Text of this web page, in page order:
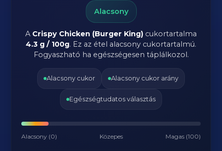
Alacsony
A Crispy Chicken (Burger King) cukortartalma
4.3 g / 100g. Ez az étel alacsony cukortartalmú.
Fogyaszható ha egészségesen táplálkozol.
Alacsony cukor Alacsony cukor arány
Egészségtudatos választás
Alacsony (0) Közepes Magas (100)